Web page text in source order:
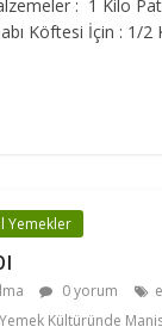
: 1 Kilo
Köftesi İçin : 1/
Yemekler
0 yorum
Kültüründe